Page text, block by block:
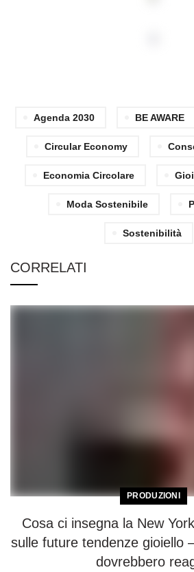
Agenda 2030 BE AWARE
Circular Economy
Economia Circolare
Moda Sostenibile
Sostenibilità
CORRELATI
PRODUZIONI
Cosa ci insegna la New
sulle future tendenze gioiello
dovrebbero